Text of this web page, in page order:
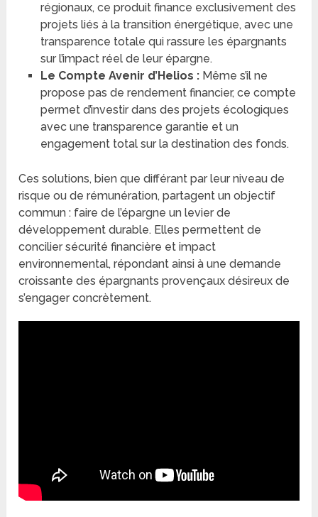
régionaux, ce produit finance exclusivement des
projets liés à la transition énergétique, avec une
transparence totale qui rassure les épargnants
sur l’impact réel de leur épargne.
Le Compte Avenir d’Helios :Même s’il ne
propose pas de rendement financier, ce compte
permet d’investir dans des projets écologiques
avec une transparence garantie et un
engagement total sur la destination des fonds.
Ces solutions, bien que différant par leur niveau de
risque ou de rémunération, partagent un objectif
commun : faire de l’épargne un levier de
développement durable. Elles permettent de
concilier sécurité financière et impact
environnemental, répondant ainsi à une demande
croissante des épargnants provençaux désireux de
s’engager concrètement.